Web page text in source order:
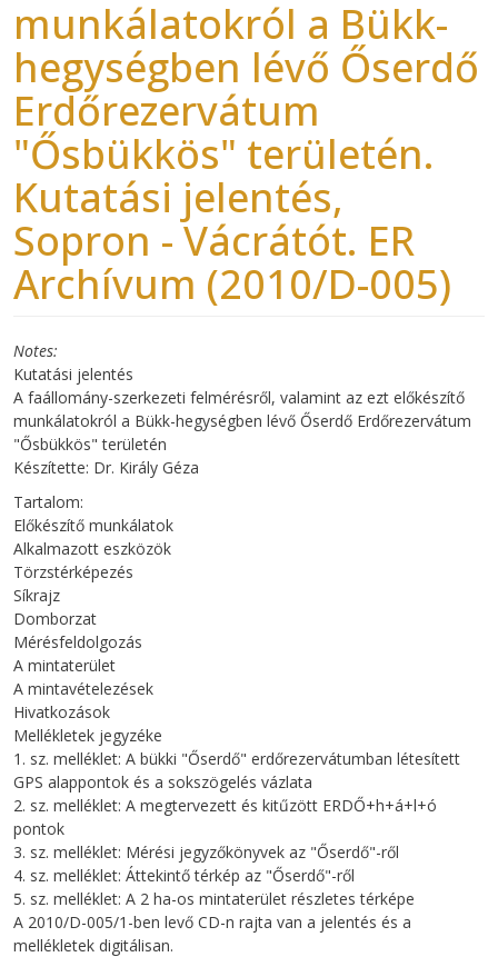
munkálatokról a Bükk-
hegységben lévő Őserdő
Erdőrezervátum
"Ősbükkös" területén.
Kutatási jelentés,
Sopron - Vácrátót. ER
Archívum (2010/D-005)
Notes
Kutatási jelentés
A faállomány-szerkezeti felmérésről, valamint az ezt előkészítő
munkálatokról a Bükk-hegységben lévő Őserdő Erdőrezervátum
"Ősbükkös" területén
Készítette: Dr. Király Géza
Tartalom:
Előkészítő munkálatok
Alkalmazott eszközök
Törzstérképezés
Síkrajz
Domborzat
Mérésfeldolgozás
A mintaterület
A mintavételezések
Hivatkozások
Mellékletek jegyzéke
1. sz. melléklet: A bükki "Őserdő" erdőrezervátumban létesített
GPS alappontok és a sokszögelés vázlata
2. sz. melléklet: A megtervezett és kitűzött ERDŐ+h+á+l+ó
pontok
3. sz. melléklet: Mérési jegyzőkönyvek az "Őserdő"-ről
4. sz. melléklet: Áttekintő térkép az "Őserdő"-ről
5. sz. melléklet: A 2 ha-os mintaterület részletes térképe
A 2010/D-005/1-ben levő CD-n rajta van a jelentés és a
mellékletek digitálisan.